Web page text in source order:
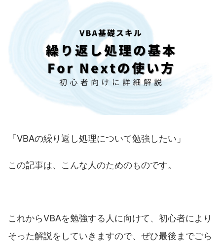
「VBAの繰り返し処理について勉強したい」
この記事は、こんな人のためのものです。
これからVBAを勉強する人に向けて、初心者により
そった解説をしていきますので、ぜひ最後までごら